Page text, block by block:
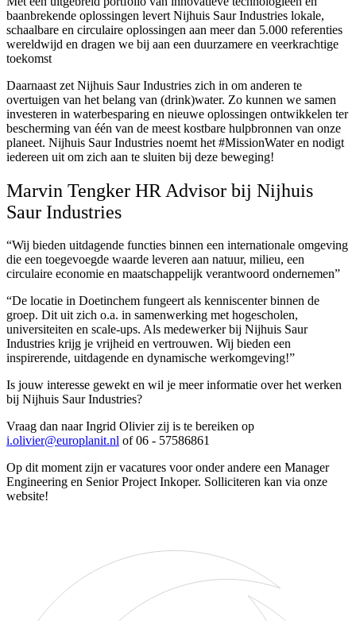
baanbrekende oplossingen levert Nijhuis Saur Industries lokale,
schaalbare en circulaire oplossingen aan meer dan 5.000 referenties
wereldwijd en dragen we bij aan een duurzamere en veerkrachtige
toekomst
Daarnaast zet Nijhuis Saur Industries zich in om anderen te
overtuigen van het belang van (drink)water. Zo kunnen we samen
investeren in waterbesparing en nieuwe oplossingen ontwikkelen ter
bescherming van één van de meest kostbare hulpbronnen van onze
planeet. Nijhuis Saur Industries noemt het #MissionWater en nodigt
iedereen uit om zich aan te sluiten bij deze beweging!
Marvin Tengker HR Advisor bij Nijhuis
Saur Industries
“Wij bieden uitdagende functies binnen een internationale omgeving
die een toegevoegde waarde leveren aan natuur, milieu, een
circulaire economie en maatschappelijk verantwoord ondernemen”
“De locatie in Doetinchem fungeert als kenniscenter binnen de
groep. Dit uit zich o.a. in samenwerking met hogescholen,
universiteiten en scale-ups. Als medewerker bij Nijhuis Saur
Industries krijg je vrijheid en vertrouwen. Wij bieden een
inspirerende, uitdagende en dynamische werkomgeving!”
Is jouw interesse gewekt en wil je meer informatie over het werken
bij Nijhuis Saur Industries?
Vraag dan naar Ingrid Olivier zij is te bereiken op
i.olivier@europlanit.nl of 06 - 57586861
Op dit moment zijn er vacatures voor onder andere een Manager
Engineering en Senior Project Inkoper. Solliciteren kan via onze
website!